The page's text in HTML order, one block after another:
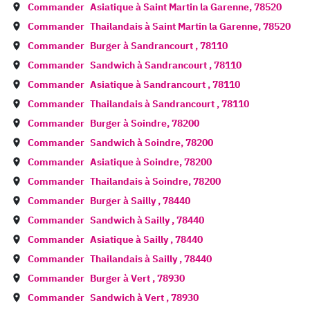
Commander Asiatique àSaint Martin la Garenne,78520
Commander Thailandais àSaint Martin la Garenne,78520
Commander Burger àSandrancourt ,78110
Commander Sandwich àSandrancourt ,78110
Commander Asiatique àSandrancourt ,78110
Commander Thailandais àSandrancourt ,78110
Commander Burger àSoindre,78200
Commander Sandwich àSoindre,78200
Commander Asiatique àSoindre,78200
Commander Thailandais àSoindre,78200
Commander Burger àSailly,78440
Commander Sandwich àSailly,78440
Commander Asiatique àSailly,78440
Commander Thailandais àSailly,78440
Commander Burger àVert ,78930
Commander Sandwich àVert ,78930